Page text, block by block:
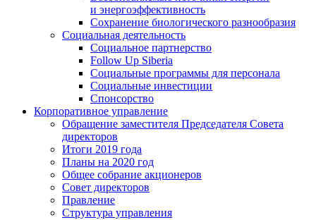
и энергоэффективность
Сохранение биологического разнообразия
Социальная деятельность
Социальное партнерство
Follow Up Siberia
Социальные программы для персонала
Социальные инвестиции
Спонсорство
Корпоративное управление
Обращение заместителя Председателя Совета
директоров
Итоги 2019 года
Планы на 2020 год
Общее собрание акционеров
Совет директоров
Правление
Структура управления